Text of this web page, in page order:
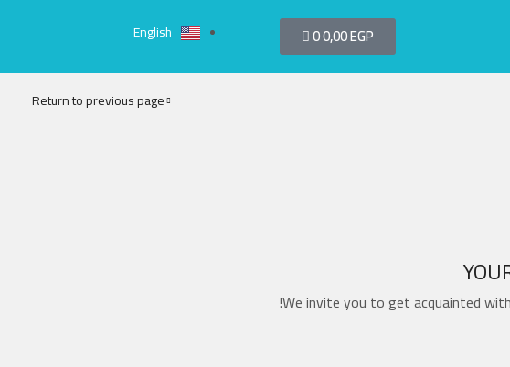
0,00EGP
0
English
Return to previous page
We invite you to get acquainted